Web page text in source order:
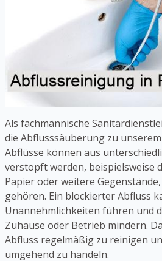
Als fachmännische
die Abflusssäuberung zu
Abflüsse können aus
verstopft werden, beispielsweise
Papier oder weitere
gehören. Ein blockierter Abfluss
Unannehmlichkeiten führen und
Zuhause oder Betrieb mindern.
Abfluss regelmäßig zu reinigen
umgehend zu handeln.